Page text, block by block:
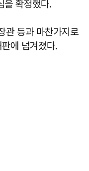
을 확정했다.
관 등과 마찬가지로
에 넘겨졌다.